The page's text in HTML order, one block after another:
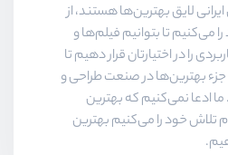
لایق بهترین‌ها هستند، از
می‌کنیم تا بتوانیم فیلم‌ها و
را در اختیارتان قرار دهیم تا
جزء بهترین‌ها در صنعت طراحی و
ادعا نمی‌کنیم که بهترین
خود را می‌کنیم بهترین